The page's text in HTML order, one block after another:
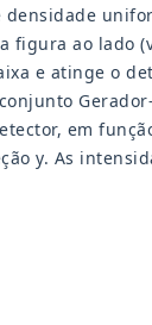
figura ao lado
e atinge o
em
y. As